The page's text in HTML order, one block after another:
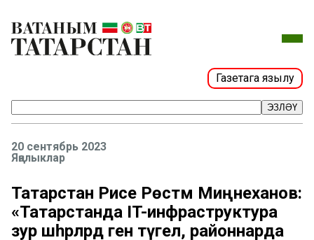
Газетага язылу
ЭЗЛӘҮ
20 сентябрь 2023
Яңалыклар
Татарстан Рәисе Рөстәм Миңнеханов:
«Татарстанда IT-инфраструктура
зур шәһәрләрдә генә түгел, районнарда